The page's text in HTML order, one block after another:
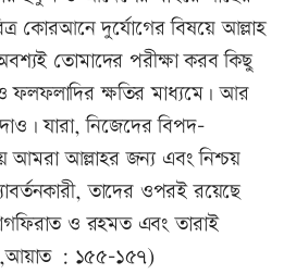
কোরআনে দুর্যোগের বিষয়ে আল্লাহ
তোমাদের পরীক্ষা করব কিছু
ফলফলাদির ক্ষতির মাধ্যমে। আর
যারা, নিজেদের বিপদ-
আমরা আল্লাহর জন্য এবং নিশ্চয়
তাদের ওপরই রয়েছে
ও রহমত এবং তারাই
: ১৫৫-১৫৭)